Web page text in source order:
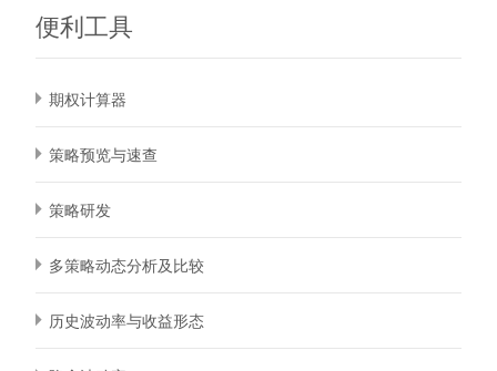
便利工具
期权计算器
策略预览与速查
策略研发
多策略动态分析及比较
历史波动率与收益形态